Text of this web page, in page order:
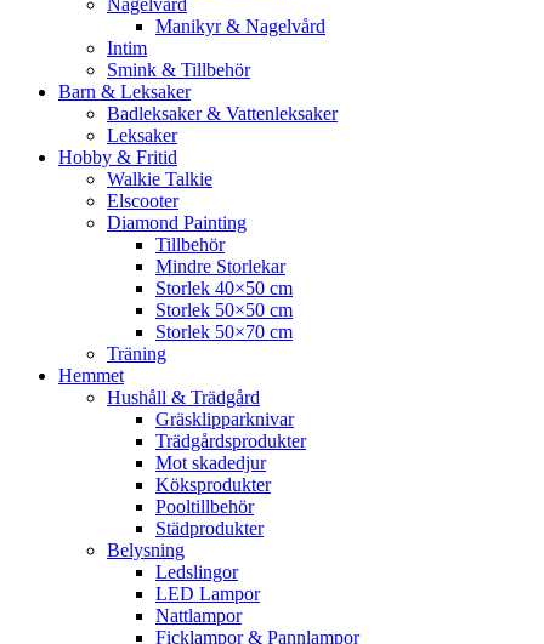
Nagelvård
Manikyr & Nagelvård
Intim
Smink & Tillbehör
Barn & Leksaker
Badleksaker & Vattenleksaker
Leksaker
Hobby & Fritid
Walkie Talkie
Elscooter
Diamond Painting
Tillbehör
Mindre Storlekar
Storlek 40×50 cm
Storlek 50×50 cm
Storlek 50×70 cm
Träning
Hemmet
Hushåll & Trädgård
Gräsklipparknivar
Trädgårdsprodukter
Mot skadedjur
Köksprodukter
Pooltillbehör
Städprodukter
Belysning
Ledslingor
LED Lampor
Nattlampor
Ficklampor & Pannlampor